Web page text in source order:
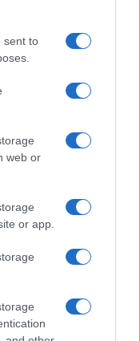
sent to
web or
or app.